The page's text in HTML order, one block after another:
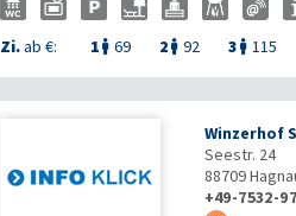
Zi.ab €: 1  69 2  92 3  115
Winzerhof
Seestr. 24
88709
+49-7532-